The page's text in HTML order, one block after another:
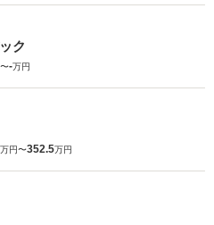
ク
-万円
万円〜352.5万円